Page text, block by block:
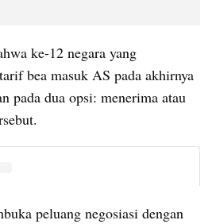
ke-12 negara yang
bea masuk AS pada akhirnya
pada dua opsi: menerima atau
peluang negosiasi dengan